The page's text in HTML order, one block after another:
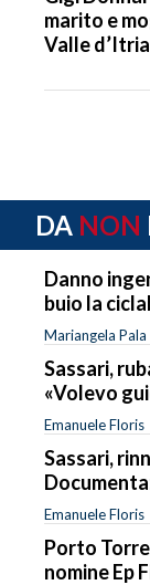
marito e
Valle d’Itria
DA NON
Danno
buio la
Mariangela Pala
Sassari,
«Volevo
Emanuele Floris
Sassari,
Emanuele Floris
Porto
nomine Ep